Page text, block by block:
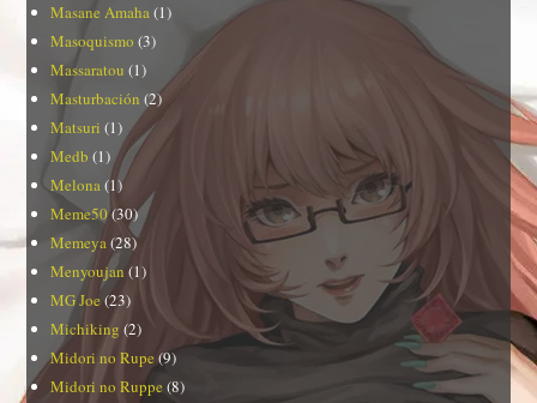
Masane Amaha(1)
Masoquismo (3)
Massaratou (1)
Masturbación (2)
Matsuri (1)
Medb (1)
Melona(1)
Meme50(30)
Memeya(28)
Menyoujan (1)
MG Joe(23)
Michiking (2)
Midori no Rupe(9)
Midori no Ruppe (8)